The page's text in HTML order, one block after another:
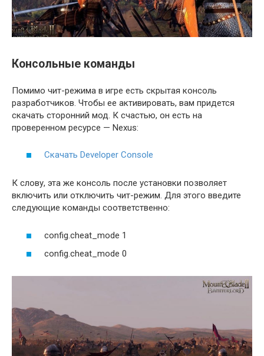
Консольные команды
Помимо чит-режима в игре есть скрытая консоль
разработчиков. Чтобы ее активировать, вам придется
скачать сторонний мод. К счастью, он есть на
проверенном ресурсе — Nexus:
Скачать Developer Console
К слову, эта же консоль после установки позволяет
включить или отключить чит-режим. Для этого введите
следующие команды соответственно:
config.cheat_mode 1
config.cheat_mode 0